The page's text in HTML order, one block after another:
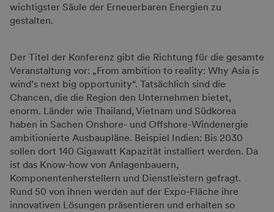
wichtigster Säule der Erneuerbaren Energien zu
gestalten.
Der Titel der Konferenz gibt die Richtung für die gesamte
Veranstaltung vor: „From ambition to reality: Why Asia is
wind’s next big opportunity“. Tatsächlich sind die
Chancen, die die Region den Unternehmen bietet,
enorm. Länder wie Thailand, Vietnam und Südkorea
haben in Sachen Onshore- und Offshore-Windenergie
ambitionierte Ausbaupläne. Beispiel Indien: Bis 2030
sollen dort 140 Gigawatt Kapazität installiert werden. Da
ist das Know-how von Anlagenbauern,
Komponentenherstellern und Dienstleistern gefragt.
Rund 50 von ihnen werden auf der Expo-Fläche ihre
innovativen Lösungen präsentieren und erhalten so